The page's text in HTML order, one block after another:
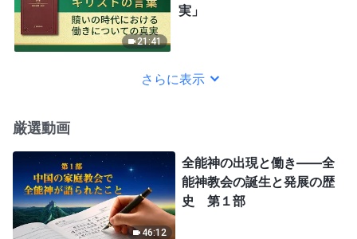
21:41
実」
さらに表示
厳選動画
46:12
全能神の出現と働き——全
能神教会の誕生と発展の歴
史 第１部